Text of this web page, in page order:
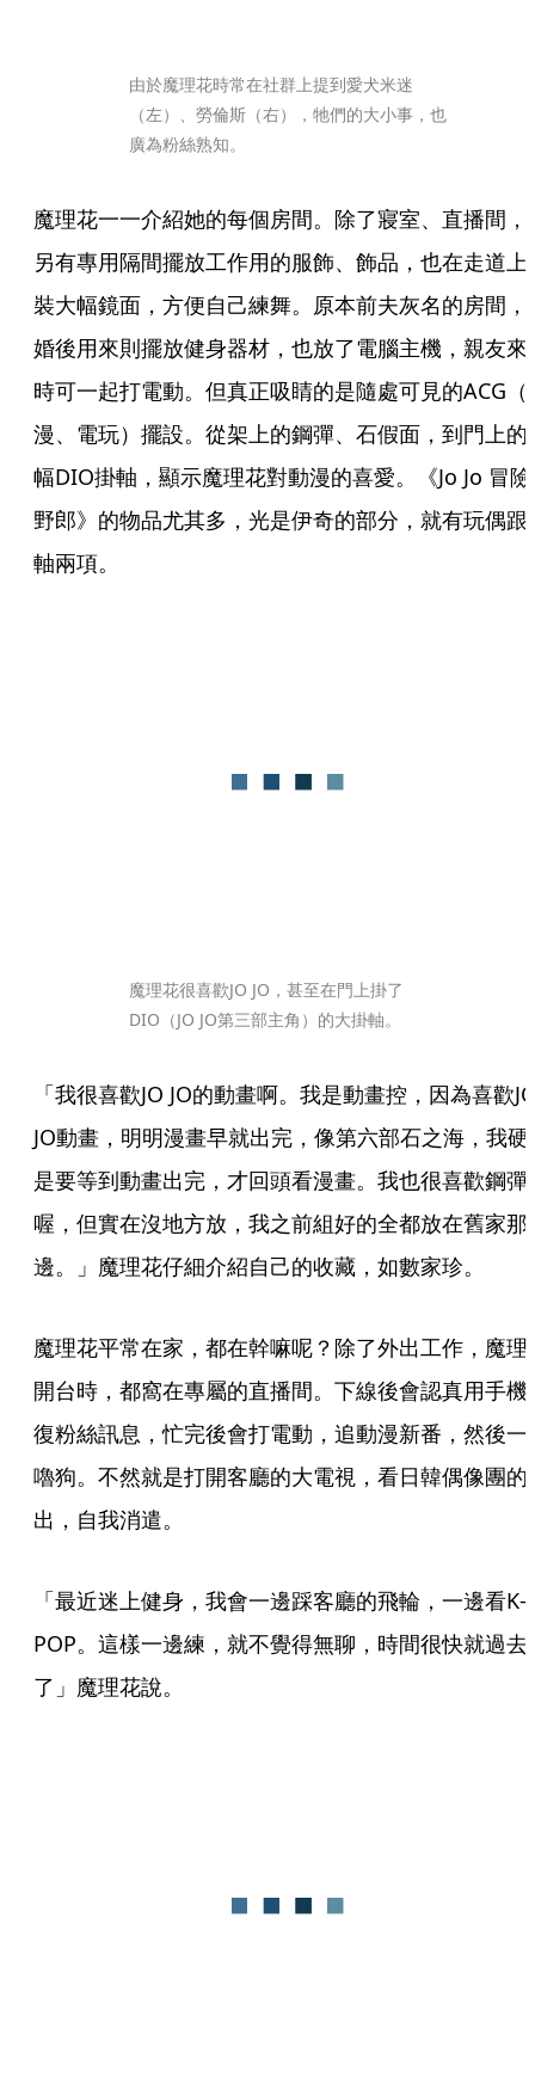
由於魔理花時常在社群上提到愛犬米迷
（左）、勞倫斯（右），牠們的大小事，也
廣為粉絲熟知。
魔理花一一介紹她的每個房間。除了寢室、直播間，
另有專用隔間擺放工作用的服飾、飾品，也在走道上
裝大幅鏡面，方便自己練舞。原本前夫灰名的房間，
婚後用來則擺放健身器材，也放了電腦主機，親友來
時可一起打電動。但真正吸睛的是隨處可見的ACG（
漫、電玩）擺設。從架上的鋼彈、石假面，到門上的
幅DIO掛軸，顯示魔理花對動漫的喜愛。《Jo Jo 冒險
野郎》的物品尤其多，光是伊奇的部分，就有玩偶跟
軸兩項。
魔理花很喜歡JO JO，甚至在門上掛了
DIO（JO JO第三部主角）的大掛軸。
「我很喜歡JO JO的動畫啊。我是動畫控，因為喜歡
JO動畫，明明漫畫早就出完，像第六部石之海，我硬
是要等到動畫出完，才回頭看漫畫。我也很喜歡鋼彈
喔，但實在沒地方放，我之前組好的全都放在舊家那
邊。」魔理花仔細介紹自己的收藏，如數家珍。
魔理花平常在家，都在幹嘛呢？除了外出工作，魔理
開台時，都窩在專屬的直播間。下線後會認真用手機
復粉絲訊息，忙完後會打電動，追動漫新番，然後一
嚕狗。不然就是打開客廳的大電視，看日韓偶像團的
出，自我消遣。
「最近迷上健身，我會一邊踩客廳的飛輪，一邊看K-
POP。這樣一邊練，就不覺得無聊，時間很快就過去
了」魔理花說。